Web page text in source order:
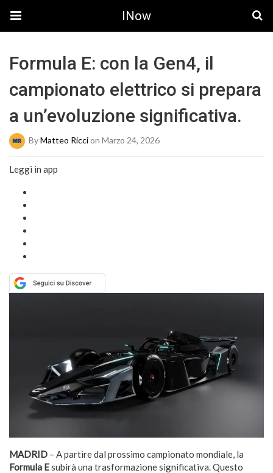
INow
Formula E: con la Gen4, il
campionato elettrico si prepara
a un’evoluzione significativa.
ByMatteo Riccion Marzo 24, 2026
Leggi in app
MADRID – A partire dal prossimo campionato mondiale, la
Formula Esubirà una trasformazione significativa. Questo